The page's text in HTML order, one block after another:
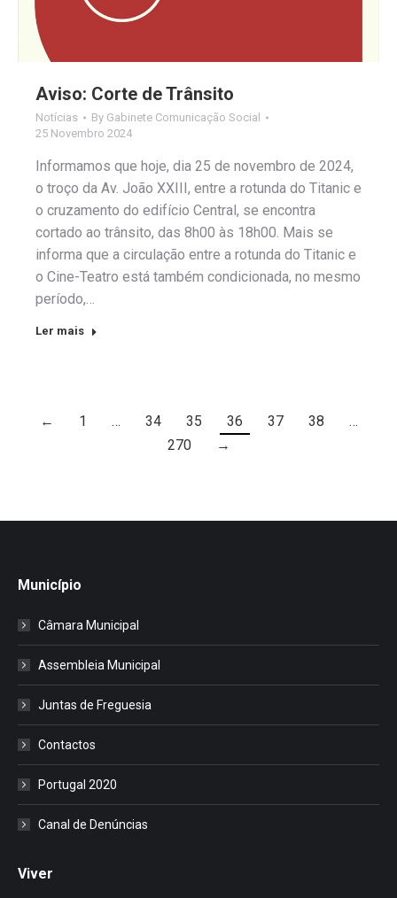
Aviso: Corte de Trânsito
Notícias By Gabinete Comunicação Social
25 Novembro 2024
Informamos que hoje, dia 25 de novembro de 2024,
o troço da Av. João XXIII, entre a rotunda do Titanic e
o cruzamento do edifício Central, se encontra
cortado ao trânsito, das 8h00 às 18h00. Mais se
informa que a circulação entre a rotunda do Titanic e
o Cine-Teatro está também condicionada, no mesmo
período,…
Ler mais
← 1 … 34 35 36 37 38
…
270
→
Município
Câmara Municipal
Assembleia Municipal
Juntas de Freguesia
Contactos
Portugal 2020
Canal de Denúncias
Viver